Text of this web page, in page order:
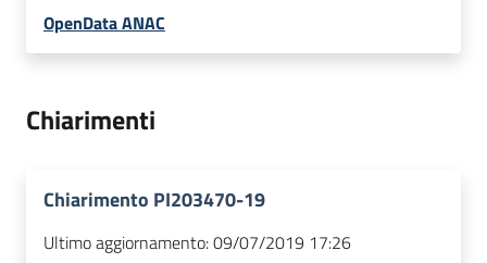
OpenData ANAC
Chiarimenti
Chiarimento PI203470-19
Ultimo aggiornamento:09/07/2019 17:26